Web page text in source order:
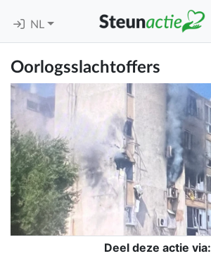
NL
Oorlogsslachtoffers
Deel deze actie via: